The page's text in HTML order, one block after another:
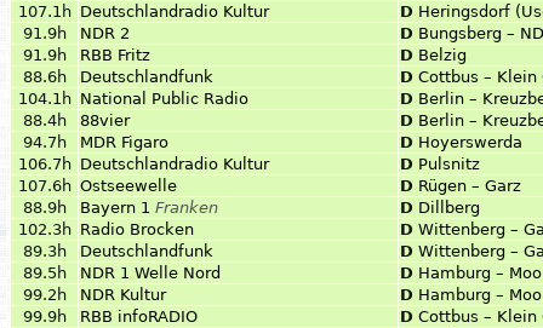
107.1h Deutschlandradio Kultur D Heringsdorf
91.9h
NDR 2 D Bungsberg –
91.9h
RBB Fritz D Belzig
88.6h
Deutschlandfunk D Cottbus – Klein
104.1h National Public Radio D Berlin –
88.4h
88vier D Berlin –
94.7h
MDR Figaro D Hoyerswerda
106.7h Deutschlandradio Kultur D Pulsnitz
107.6h Ostseewelle D Rügen – Garz
88.9h
Bayern 1 Franken D Dillberg
102.3h Radio Brocken D Wittenberg –
89.3h
Deutschlandfunk D Wittenberg –
89.5h
NDR 1 Welle Nord D Hamburg –
99.2h
NDR Kultur D Hamburg –
99.9h
RBB infoRADIO D Cottbus – Klein